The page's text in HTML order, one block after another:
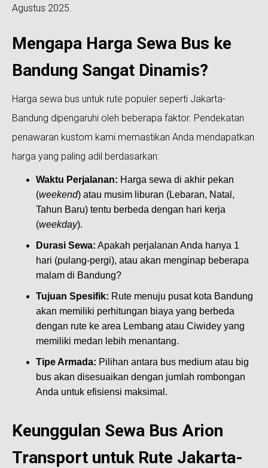
Agustus 2025.
Mengapa Harga Sewa Bus ke
Bandung Sangat Dinamis?
Harga sewa bus untuk rute populer seperti Jakarta-
Bandung dipengaruhi oleh beberapa faktor. Pendekatan
penawaran kustom kami memastikan Anda mendapatkan
harga yang paling adil berdasarkan:
Waktu Perjalanan: Harga sewa di akhir pekan
(weekend) atau musim liburan (Lebaran, Natal,
Tahun Baru) tentu berbeda dengan hari kerja
(weekday).
Durasi Sewa: Apakah perjalanan Anda hanya 1
hari (pulang-pergi), atau akan menginap beberapa
malam di Bandung?
Tujuan Spesifik: Rute menuju pusat kota Bandung
akan memiliki perhitungan biaya yang berbeda
dengan rute ke area Lembang atau Ciwidey yang
memiliki medan lebih menantang.
Tipe Armada: Pilihan antara bus medium atau big
bus akan disesuaikan dengan jumlah rombongan
Anda untuk efisiensi maksimal.
Keunggulan Sewa Bus Arion
Transport untuk Rute Jakarta-